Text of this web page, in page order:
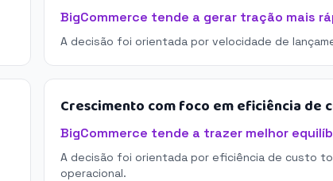
BigCommerce tende a gerar tração mais
A decisão foi orientada por velocidade de
Crescimento com foco em eficiência de
BigCommerce tende a trazer melhor
A decisão foi orientada por eficiência de custo
operacional.